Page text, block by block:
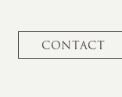
CONTACT